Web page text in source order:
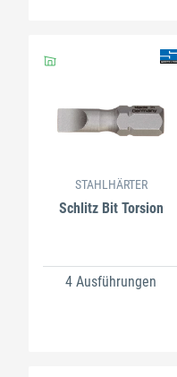
STAHLHÄRTER
Schlitz Bit Torsion
4 Ausführungen